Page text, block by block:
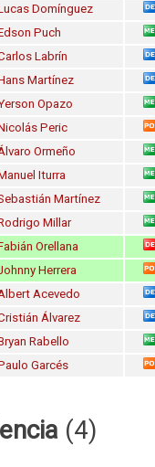
Domínguez
Puch
Labrín
Martínez
Opazo
Peric
Ormeño
Iturra
Martínez
Millar
Orellana
Herrera
Acevedo
Álvarez
Rabello
Garcés
(4)